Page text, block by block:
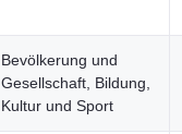
Bevölkerung und
Gesellschaft, Bildung,
Kultur und Sport